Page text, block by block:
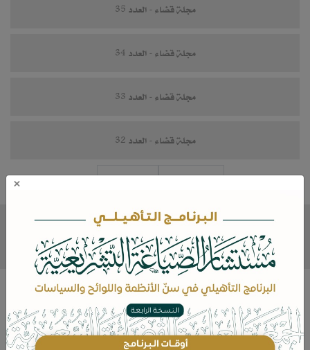
مجلة قضاء - العدد 35
مجلة قضاء - العدد 34
مجلة قضاء - العدد 33
مجلة قضاء - العدد 32
« السابق التالي »
الأحكام الفقهية المتعلقة بالقسامة - دراسة فقهية مقارنة
المؤلفين
عدد
الصفحات:
83 صفحة
تقييم الكتاب
×